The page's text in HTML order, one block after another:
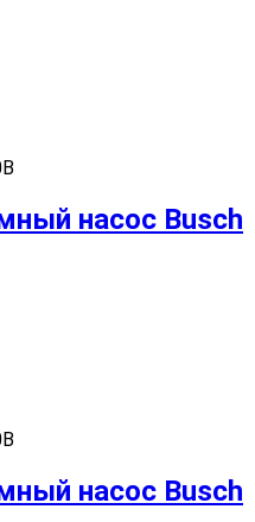
насос Busch
насос Busch